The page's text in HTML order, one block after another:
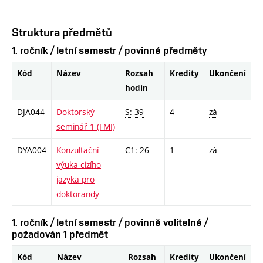
Struktura předmětů
1. ročník / letní semestr / povinné předměty
Kód Název
Rozsah
hodin
Kredity Ukončení
DJA044
Doktorský
seminář 1 (FMI)
S: 39 4 zá
DYA004
Konzultační
výuka cizího
jazyka pro
doktorandy
C1: 26 1 zá
1. ročník / letní semestr / povinně volitelné /
požadován 1 předmět
Kód Název
Rozsah
Kredity Ukončení